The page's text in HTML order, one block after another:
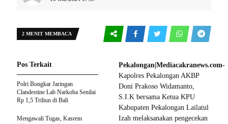
2 MENIT MEMBACA
Pekalongan|Mediacakranews.com-
Kapolres Pekalongan AKBP
Doni Prakoso Widamanto,
S.I.K bersama Ketua KPU
Kabupaten Pekalongan Lailatul
Izah melaksanakan pengecekan
Pos Terkait
Polri Bongkar Jaringan
Clandestine Lab Narkoba Senilai
Rp 1,5 Triliun di Bali
Mengawali Tugas, Kasrem